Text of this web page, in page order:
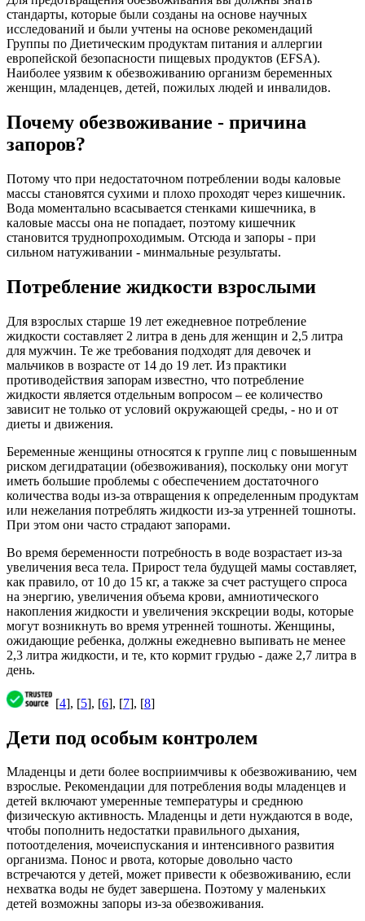
стандарты, которые были созданы на основе научных
исследований и были учтены на основе рекомендаций
Группы по Диетическим продуктам питания и аллергии
европейской безопасности пищевых продуктов (EFSA).
Наиболее уязвим к обезвоживанию организм беременных
женщин, младенцев, детей, пожилых людей и инвалидов.
Почему обезвоживание - причина
запоров?
Потому что при недостаточном потреблении воды каловые
массы становятся сухими и плохо проходят через кишечник.
Вода моментально всасывается стенками кишечника, в
каловые массы она не попадает, поэтому кишечник
становится труднопроходимым. Отсюда и запоры - при
сильном натуживании - минмальные результаты.
Потребление жидкости взрослыми
Для взрослых старше 19 лет ежедневное потребление
жидкости составляет 2 литра в день для женщин и 2,5 литра
для мужчин. Те же требования подходят для девочек и
мальчиков в возрасте от 14 до 19 лет. Из практики
противодействия запорам известно, что потребление
жидкости является отдельным вопросом – ее количество
зависит не только от условий окружающей среды, - но и от
диеты и движения.
Беременные женщины относятся к группе лиц с повышенным
риском дегидратации (обезвоживания), поскольку они могут
иметь большие проблемы с обеспечением достаточного
количества воды из-за отвращения к определенным продуктам
или нежелания потреблять жидкости из-за утренней тошноты.
При этом они часто страдают запорами.
Во время беременности потребность в воде возрастает из-за
увеличения веса тела. Прирост тела будущей мамы составляет,
как правило, от 10 до 15 кг, а также за счет растущего спроса
на энергию, увеличения объема крови, амниотического
накопления жидкости и увеличения экскреции воды, которые
могут возникнуть во время утренней тошноты. Женщины,
ожидающие ребенка, должны ежедневно выпивать не менее
2,3 литра жидкости, и те, кто кормит грудью - даже 2,7 литра в
день.
[4], [5], [6], [7], [8]
Дети под особым контролем
Младенцы и дети более восприимчивы к обезвоживанию, чем
взрослые. Рекомендации для потребления воды младенцев и
детей включают умеренные температуры и среднюю
физическую активность. Младенцы и дети нуждаются в воде,
чтобы пополнить недостатки правильного дыхания,
потоотделения, мочеиспускания и интенсивного развития
организма. Понос и рвота, которые довольно часто
встречаются у детей, может привести к обезвоживанию, если
нехватка воды не будет завершена. Поэтому у маленьких
детей возможны запоры из-за обезвоживания.